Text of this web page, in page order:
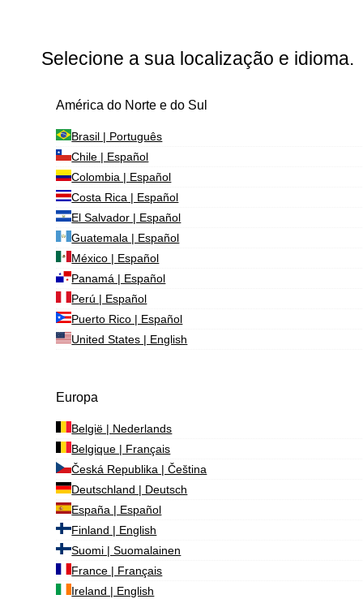
Selecione a sua localização e idioma.
América do Norte e do Sul
Brasil | Português
Chile | Español
Colombia | Español
Costa Rica | Español
El Salvador | Español
Guatemala | Español
México | Español
Panamá | Español
Perú | Español
Puerto Rico | Español
United States | English
Europa
België | Nederlands
Belgique | Français
Česká Republika | Čeština
Deutschland | Deutsch
España | Español
Finland | English
Suomi | Suomalainen
France | Français
Ireland | English